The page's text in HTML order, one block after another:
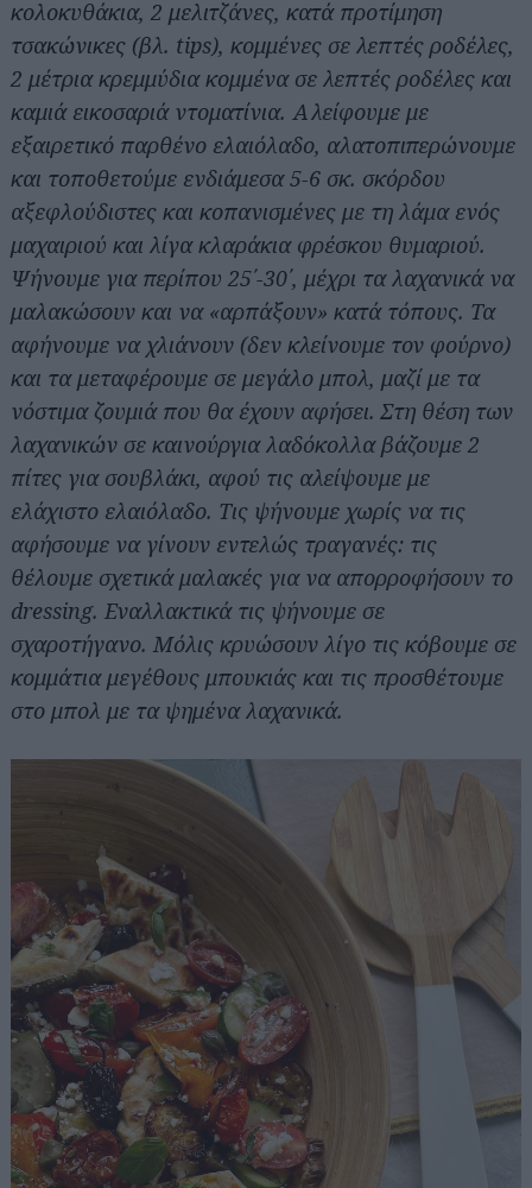
κολοκυθάκια, 2 μελιτζάνες, κατά προτίμηση
τσακώνικες (βλ. tips), κομμένες σε λεπτές ροδέλες,
2 μέτρια κρεμμύδια κομμένα σε λεπτές ροδέλες και
καμιά εικοσαριά ντοματίνια. Αλείφουμε με
εξαιρετικό παρθένο ελαιόλαδο, αλατοπιπερώνουμε
και τοποθετούμε ενδιάμεσα 5-6 σκ. σκόρδου
αξεφλούδιστες και κοπανισμένες με τη λάμα ενός
μαχαιριού και λίγα κλαράκια φρέσκου θυμαριού.
Ψήνουμε για περίπου 25΄-30΄, μέχρι τα λαχανικά να
μαλακώσουν και να «αρπάξουν» κατά τόπους. Τα
αφήνουμε να χλιάνουν (δεν κλείνουμε τον φούρνο)
και τα μεταφέρουμε σε μεγάλο μπολ, μαζί με τα
νόστιμα ζουμιά που θα έχουν αφήσει. Στη θέση των
λαχανικών σε καινούργια λαδόκολλα βάζουμε 2
πίτες για σουβλάκι, αφού τις αλείψουμε με
ελάχιστο ελαιόλαδο. Τις ψήνουμε χωρίς να τις
αφήσουμε να γίνουν εντελώς τραγανές: τις
θέλουμε σχετικά μαλακές για να απορροφήσουν το
dressing. Εναλλακτικά τις ψήνουμε σε
σχαροτήγανο. Μόλις κρυώσουν λίγο τις κόβουμε σε
κομμάτια μεγέθους μπουκιάς και τις προσθέτουμε
στο μπολ με τα ψημένα λαχανικά.